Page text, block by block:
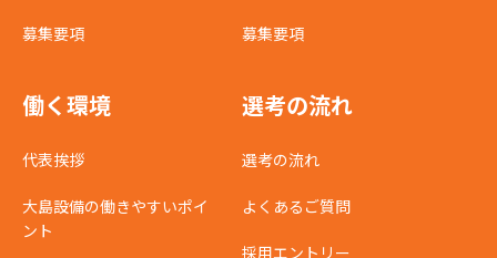
募集要項 募集要項
働く環境
代表挨拶
大島設備の働きやすいポイ
ント
選考の流れ
選考の流れ
よくあるご質問
採用エントリー